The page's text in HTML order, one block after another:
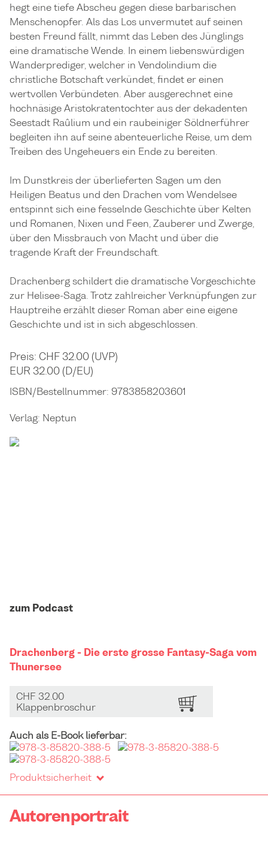
hegt eine tiefe Abscheu gegen diese barbarischen
Menschenopfer. Als das Los unvermutet auf seinen
besten Freund fällt, nimmt das Leben des Jünglings
eine dramatische Wende. In einem liebenswürdigen
Wanderprediger, welcher in Vendolindium die
christliche Botschaft verkündet, findet er einen
wertvollen Verbündeten. Aber ausgerechnet eine
hochnäsige Aristokratentochter aus der dekadenten
Seestadt Raûlium und ein raubeiniger Söldnerführer
begleiten ihn auf seine abenteuerliche Reise, um dem
Treiben des Ungeheuers ein Ende zu bereiten.
Im Dunstkreis der überlieferten Sagen um den
Heiligen Beatus und den Drachen vom Wendelsee
entspinnt sich eine fesselnde Geschichte über Kelten
und Romanen, Nixen und Feen, Zauberer und Zwerge,
über den Missbrauch von Macht und über die
tragende Kraft der Freundschaft.
Drachenberg schildert die dramatische Vorgeschichte
zur Helisee-Saga. Trotz zahlreicher Verknüpfungen zur
Hauptreihe erzählt dieser Roman aber eine eigene
Geschichte und ist in sich abgeschlossen.
Preis: CHF 32.00 (UVP)
EUR 32.00 (D/EU)
ISBN/Bestellnummer: 9783858203601
Verlag: Neptun
zum Podcast
Drachenberg - Die erste grosse Fantasy-Saga vom
Thunersee
CHF 32.00
Klappenbroschur
Auch als E-Book lieferbar:
Produktsicherheit
Autorenportrait